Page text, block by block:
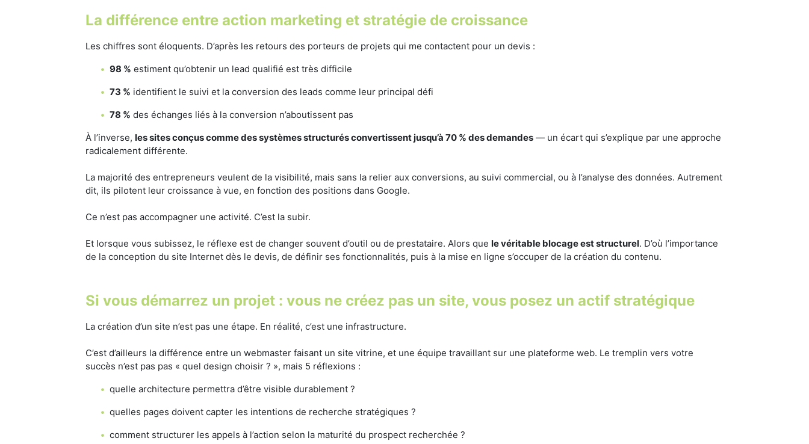
La différence entre action marketing et stratégie de croissance
Les chiffres sont éloquents. D’après les retours des porteurs de projets qui me contactent pour un devis :
98 % estiment qu’obtenir un lead qualifié est très difficile
73 % identifient le suivi et la conversion des leads comme leur principal défi
78 % des échanges liés à la conversion n’aboutissent pas
À l’inverse, les sites conçus comme des systèmes structurés convertissent jusqu’à 70 % des demandes — un écart qui s’explique par une approche
radicalement différente.
La majorité des entrepreneurs veulent de la visibilité, mais sans la relier aux conversions, au suivi commercial, ou à l’analyse des données. Autrement
dit, ils pilotent leur croissance à vue, en fonction des positions dans Google.
Ce n’est pas accompagner une activité. C’est la subir.
Et lorsque vous subissez, le réflexe est de changer souvent d’outil ou de prestataire. Alors que le véritable blocage est structurel. D’où l’importance
de la conception du site Internet dès le devis, de définir ses fonctionnalités, puis à la mise en ligne s’occuper de la création du contenu.
Si vous démarrez un projet : vous ne créez pas un site, vous posez un actif stratégique
La création d’un site n’est pas une étape. En réalité, c’est une infrastructure.
C’est d’ailleurs la différence entre un webmaster faisant un site vitrine, et une équipe travaillant sur une plateforme web. Le tremplin vers votre
succès n’est pas pas « quel design choisir ? », mais 5 réflexions :
quelle architecture permettra d’être visible durablement ?
quelles pages doivent capter les intentions de recherche stratégiques ?
comment structurer les appels à l’action selon la maturité du prospect recherchée ?